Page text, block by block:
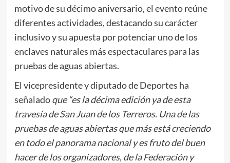
motivo de su décimo aniversario, el evento reúne
diferentes actividades, destacando su carácter
inclusivo y su apuesta por potenciar uno de los
enclaves naturales más espectaculares para las
pruebas de aguas abiertas.
El vicepresidente y diputado de Deportes ha
señaladoque “es la décima edición ya de esta
travesía de San Juan de los Terreros. Una de las
pruebas de aguas abiertas que más está creciendo
en todo el panorama nacional y es fruto del buen
hacer de los organizadores, de la Federación y